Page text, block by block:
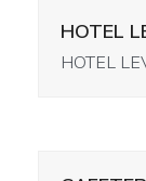
HOTEL
HOTEL